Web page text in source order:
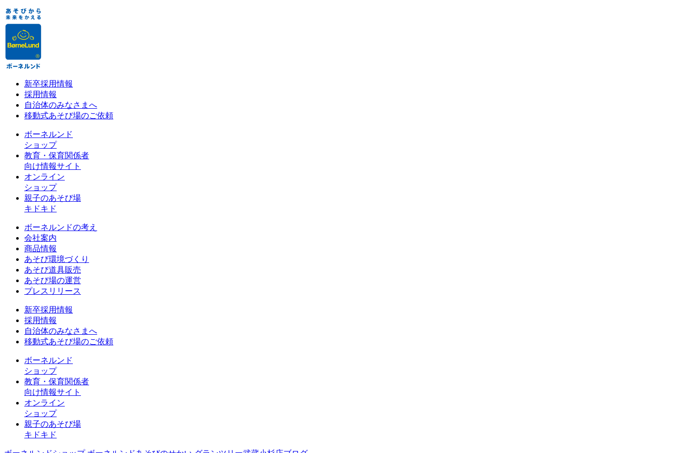
新卒採用情報
採用情報
自治体のみなさまへ
移動式あそび場のご依頼
ボーネルンド
ショップ
教育・保育関係者
向け情報サイト
オンライン
ショップ
親子のあそび場
キドキド
ボーネルンドの考え
会社案内
商品情報
あそび環境づくり
あそび道具販売
あそび場の運営
プレスリリース
新卒採用情報
採用情報
自治体のみなさまへ
移動式あそび場のご依頼
ボーネルンド
ショップ
教育・保育関係者
向け情報サイト
オンライン
ショップ
親子のあそび場
キドキド